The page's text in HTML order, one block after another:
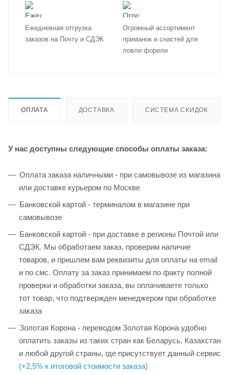
Ежедневная отгрузка
заказов на Почту и СДЭК
Огромный ассортимент
приманок и снастей для
ловли форели
ОПЛАТА ДОСТАВКА СИСТЕМА СКИДОК
У нас доступны следующие способы оплаты заказа:
Оплата заказа наличными - при самовывозе из магазина
или доставке курьером по Москве
Банковской картой - терминалом в магазине при
самовывозе
Банковской картой - при доставке в регионы Почтой или
СДЭК. Мы обработаем заказ, проверим наличие
товаров, и пришлем вам реквизиты для оплаты на email
и по смс. Оплату за заказ принимаем по факту полной
проверки и обработки заказа, вы оплачиваете только
тот товар, что подтвержден менеджером при обработке
заказа
Золотая Корона - переводом Золотая Корона удобно
оплатить заказы из таких стран как Беларусь, Казахстан
и любой другой страны, где присутствует данный сервис
(+2,5% к итоговой стоимости заказа)